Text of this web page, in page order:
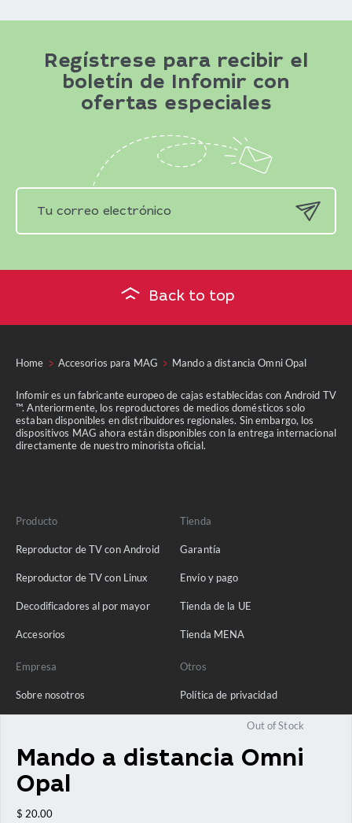
Out of Stock
Mando a distancia Omni
Opal
$ 20.00
Regístrese para recibir el
boletín de Infomir con
ofertas especiales
Back to top
Home Accesorios para MAG Mando a distancia Omni Opal
Infomir es un fabricante europeo de cajas establecidas con Android TV
™. Anteriormente, los reproductores de medios domésticos solo
estaban disponibles en distribuidores regionales. Sin embargo, los
dispositivos MAG ahora están disponibles con la entrega internacional
directamente de nuestro minorista oficial.
Producto
Reproductor de TV con Android
Reproductor de TV con Linux
Decodificadores al por mayor
Accesorios
Tienda
Garantía
Envío y pago
Tienda de la UE
Tienda MENA
Empresa
Sobre nosotros
Blog
Preguntas frecuentes
Otros
Política de privacidad